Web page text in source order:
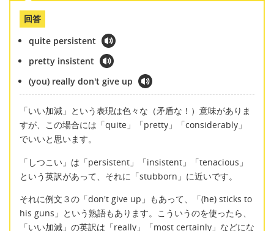
回答
quite persistent
pretty insistent
(you) really don't give up
「いい加減」という表現は色々な（矛盾な！）意味がありま
すが、この場合には「quite」「pretty」「considerably」
でいいと思います。
「しつこい」は「persistent」「insistent」「tenacious」
という英訳があって、それに「stubborn」に近いです。
それに例文３の「don't give up」もあって、「(he) sticks to
his guns」という熟語もあります。こういうのを使ったら、
「いい加減」の英訳は「really」「most certainly」などにな